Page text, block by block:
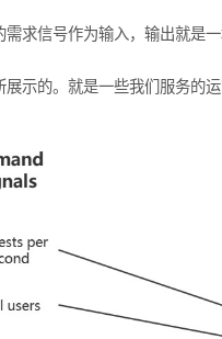
需求信号作为输入，输出就是一
展示的。就是一些我们服务的